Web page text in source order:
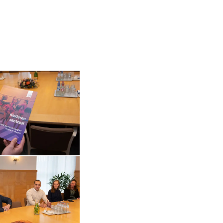
vergrote weergave Open de galerij in vergrote weergave
Open de galerij in vergrote weergave